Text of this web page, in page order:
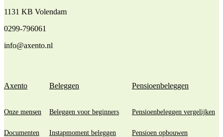
1131 KB Volendam
0299-796061
info@axento.nl
Axento
Onze mensen
Documenten
Beleggen
Beleggen voor beginners
Instapmoment beleggen
Pensioenbeleggen
Pensioenbeleggen vergelijken
Pensioen opbouwen